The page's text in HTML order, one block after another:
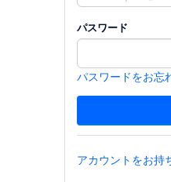
パスワード
パスワードをお忘
アカウントをお持